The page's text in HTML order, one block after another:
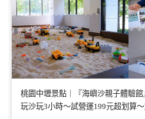
桃園中壢景點｜『海嶼沙親子體驗
玩沙玩3小時～試營運199元超划算